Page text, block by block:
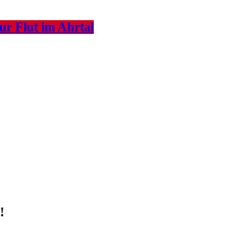
Flut im Ahrtal